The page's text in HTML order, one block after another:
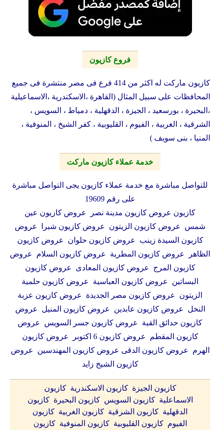
فروع كازيون
كازيون ماركت له اكثر من 414 فرع فى مصر منتشرة فى جميع
المحافظات على سبيل المثال (القاهرة ،الاسكندرية ،الاسماعيلية
،البحيرة ، بورسعيد ، الجيزة ، الدقهلية ، دمياط ، السويس ،
الشرقية ، الغربية ، الفيوم ، القليوبية ، كفر الشيخ ، المنوفية ،
المنيا ، بنى سويف )
خدمة عملاء كازيون ماركت
للتواصل مباشرة مع خدمة عملاء كازيون يجى التواصل مباشرة
على رقم 19609
كازيون عروض كازيون مدينة نصر عروض كازيون عين
شمس عروض كازيون الزيتون عروض كازيون شبرا عروض
كازيون السيدة زينب عروض كازيون حلوان عروض كازيون
الظاهر عروض كازيون المطرية عروض كازيون السلام عروض
كازيون المرج عروض كازيون المعادى عروض كازيون
البساتين عروض كازيون العباسية عروض كازيون حلمية
الزيتون عروض كازيون مصر الجديدة عروض كازيون عزبة
النخل عروض كازيون عابدين عروض كازيون المنيل عروض
كازيون حدائق القبة عروض كازيون جسر السويس عروض
كازيون المقطم عروض كازيون 6 اكتوبر عروض كازيون
الهرم عروض كازيون الدقى عروض كازيون المهندسين عروض
كازيون الشيخ زايد
كازيون الجيزة كازيون الاسكندرية كازيون
الاسماعلية كازيون السويس كازيون البحيرة كازيون
الدقهلية كازيون الشرقية كازيون الغربية كازيون
الفيوم كازيون القليوبية كازيون المنوفية كازيون